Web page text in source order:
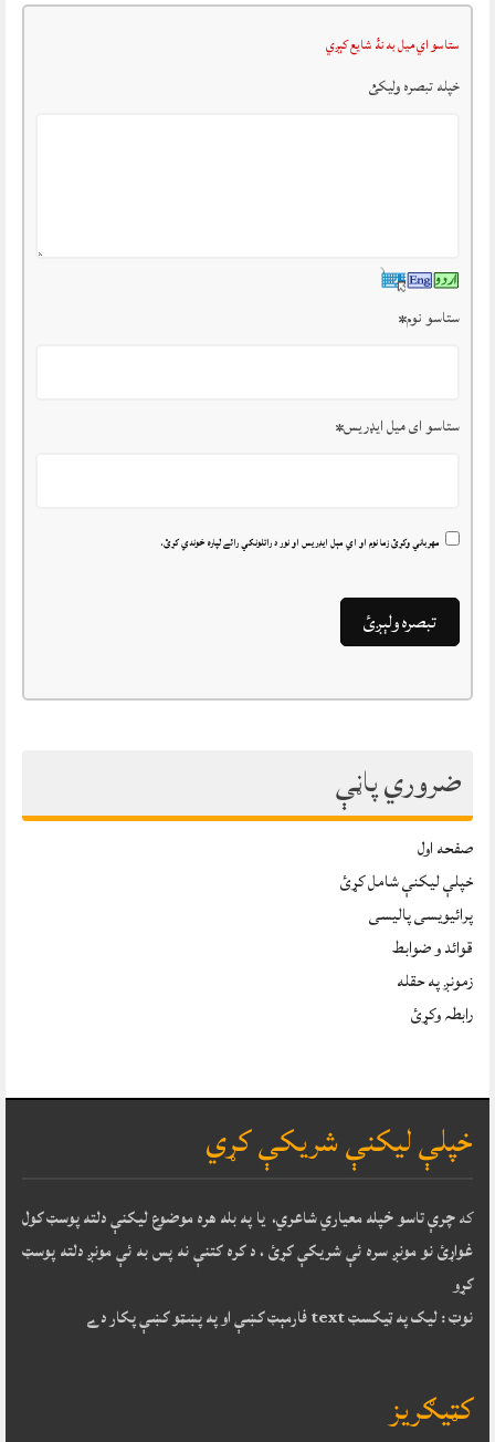
ستاسو اي ميل به نۀ شايع کېږي
خپله تبصرہ وليکئ
ستاسو نوم*
ستاسو ای میل ایډریس*
مهرباني وکړئ زما نوم او اي مېل ايډريس او نور د راتلونکي رائے لپاره خوندي کړئ.
ضروري پاڼې
صفحه اول
خپلې ليکنې شامل کړئ
پرائیویسی پالیسی
قوائد و ضوابط
زمونږ په حقله
رابطہ وکړئ
خپلې ليکنې شريکې کړي
کهچرې تاسو خپله معياري شاعري، يا په بله هره موضوع ليکنې دلته پوسټ کول
غواړئ نو مونږ سره ئې شريکې کړئ ، د کره کتنې نه پس به ئې مونږ دلته پوسټ
کړو
نوټ : ليک په ټيکسټ text فارمېټ کښې او په پښټو کښې پکار دے
کټيګريز